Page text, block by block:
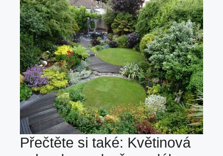
Přečtěte si také: Květinová